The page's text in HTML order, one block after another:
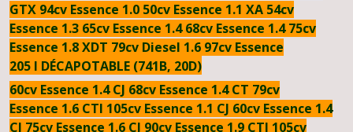
GTX 94cv Essence 1.0 50cv Essence 1.1 XA 54cv
Essence 1.3 65cv Essence 1.4 68cv Essence 1.4 75cv
Essence 1.8 XDT 79cv Diesel 1.6 97cv Essence
205 I DÉCAPOTABLE (741B, 20D)
60cv Essence 1.4 CJ 68cv Essence 1.4 CT 79cv
Essence 1.6 CTI 105cv Essence 1.1 CJ 60cv Essence 1.4
CJ 75cv Essence 1.6 CJ 90cv Essence 1.9 CTI 105cv